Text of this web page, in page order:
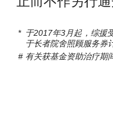
* 于2017年3月起，综援
于长者院舍照顾服务券
# 有关获基金资助治疗期